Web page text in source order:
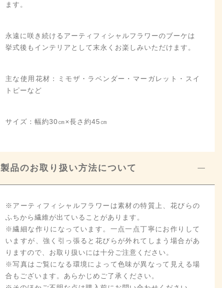
ます。
永遠に咲き続けるアーティフィシャルフラワーのブーケは
挙式後もインテリアとして末永くお楽しみいただけます。
主な使用花材：ミモザ・ラベンダー・マーガレット・スイ
トピーなど
サイズ：幅約30㎝×長さ約45㎝
製品のお取り扱い方法について
※アーティフィシャルフラワーは素材の特質上、花びらの
ふちから繊維が出ていることがあります。
※繊細な作りになっています。一点一点丁寧にお作りして
いますが、強く引っ張ると花びらが外れてしまう場合があ
りますので、お取り扱いには十分ご注意ください。
※写真はご覧になる環境によって色味が異なって見える場
合もございます。あらかじめご了承ください。